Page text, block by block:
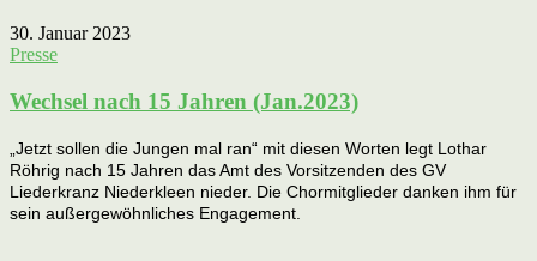
30. Januar 2023
Presse
Wechsel nach 15 Jahren (Jan.2023)
„Jetzt sollen die Jungen mal ran“ mit diesen Worten legt Lothar
Röhrig nach 15 Jahren das Amt des Vorsitzenden des GV
Liederkranz Niederkleen nieder. Die Chormitglieder danken ihm für
sein außergewöhnliches Engagement.